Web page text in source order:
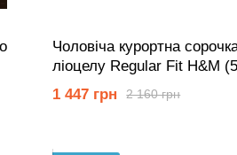
Чоловіча курортна
ліоцелу Regular Fit H&M
Бежева
2 160 грн
1 447 грн